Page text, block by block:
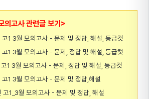
고사 관련글 보기>
1 3월 모의고사 - 문제 및 정답, 해설, 등급컷
1 3월 모의고사 - 문제, 정답 및 해설, 등급컷
1 3월 모의고사 - 문제, 정답 및 해설, 등급컷
1 3월 모의고사 - 문제 및 정답,해설
1_3월 모의고사 - 문제 및 정답, 해설